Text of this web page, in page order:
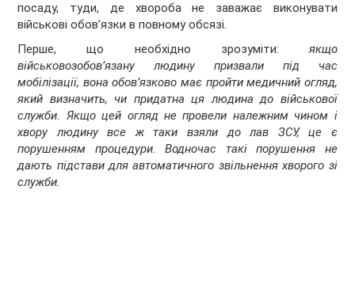
посаду, туди, де хвороба не заважає виконувати
військові обов’язки в повному обсязі.
Перше, що необхідно зрозуміти:якщо
військовозобов’язану людину призвали під час
мобілізації, вона обов’язково має пройти медичний огляд,
який визначить, чи придатна ця людина до військової
служби. Якщо цей огляд не провели належним чином і
хвору людину все ж таки взяли до лав ЗСУ, це є
порушенням процедури. Водночас такі порушення не
дають підстави для автоматичного звільнення хворого зі
служби.